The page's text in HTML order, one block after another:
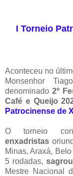
I Torneio
Aconteceu no
Monsenhor
denominado 2º
Café e Queijo
Patrocinense de
O torneio
enxadristas
Minas, Araxá,
5 rodadas,
Mestre Nacional